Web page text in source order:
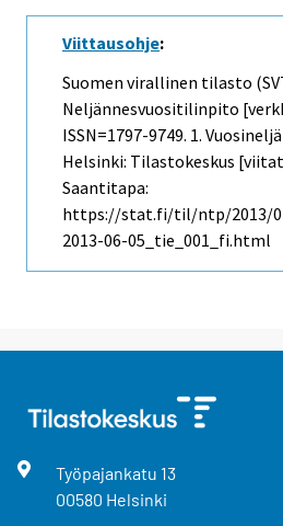
Viittausohje:
Suomen virallinen tilasto
Neljännesvuositilinpito
ISSN=1797-9749. 1.
Helsinki: Tilastokeskus
Saantitapa:
https://stat.fi/til/ntp/2013/
2013-06-05_tie_001_fi.html
Työpajankatu 13
00580 Helsinki